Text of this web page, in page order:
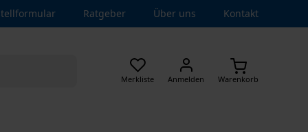
Ratgeber Über uns Kontakt
Merkliste Anmelden Warenkorb